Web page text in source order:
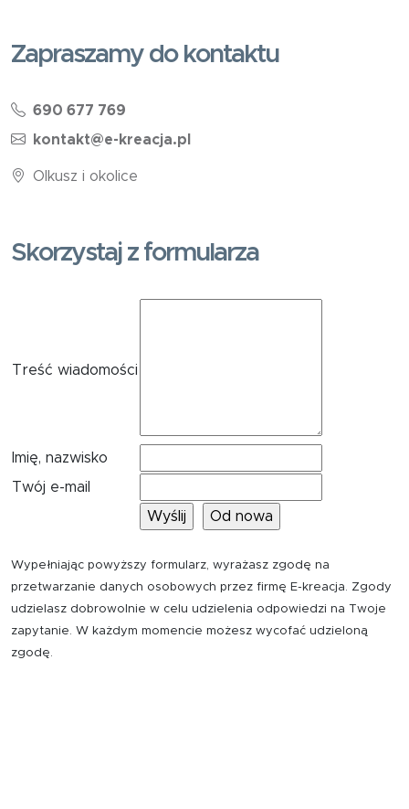
Zapraszamy do kontaktu
690 677 769
kontakt@e-kreacja.pl
Olkusz i okolice
Skorzystaj z formularza
Treść wiadomości
Imię, nazwisko
Twój e-mail
Wypełniając powyższy formularz, wyrażasz zgodę na
przetwarzanie danych osobowych przez firmę E-kreacja. Zgody
udzielasz dobrowolnie w celu udzielenia odpowiedzi na Twoje
zapytanie. W każdym momencie możesz wycofać udzieloną
zgodę.